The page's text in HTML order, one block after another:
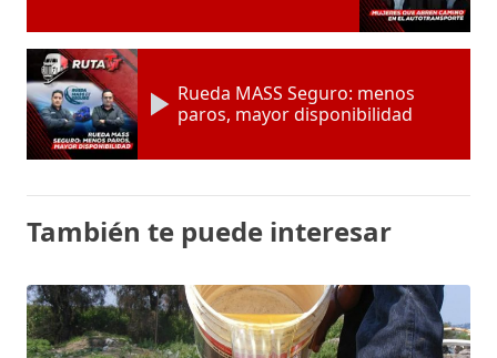
Rueda MASS Seguro: menos
paros, mayor disponibilidad
También te puede interesar